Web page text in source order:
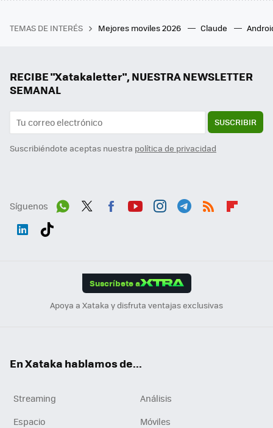
TEMAS DE INTERÉS Mejores moviles 2026 Claude
RECIBE "Xatakaletter", NUESTRA NEWSLETTER
SEMANAL
SUSCRIBIR
Suscribiéndote aceptas nuestra política de privacidad
Síguenos
Suscríbete a
Apoya a Xataka y disfruta ventajas exclusivas
En Xataka hablamos de...
Streaming
Análisis
Espacio
Móviles